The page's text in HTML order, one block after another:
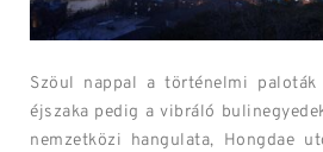
Szöul nappal a történelmi
éjszaka pedig a vibráló
nemzetközi hangulata, Hongdae